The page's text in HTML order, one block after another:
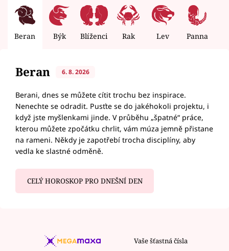
Beran Býk Blíženci Rak Lev Panna
Beran 6. 8. 2026
Berani, dnes se můžete cítit trochu bez inspirace.
Nenechte se odradit. Pusťte se do jakéhokoli projektu, i
když jste myšlenkami jinde. V průběhu „špatné“ práce,
kterou můžete zpočátku chrlit, vám múza jemně přistane
na rameni. Někdy je zapotřebí trocha disciplíny, aby
vedla ke slastné odměně.
CELÝ HOROSKOP PRO DNEŠNÍ DEN
Vaše šťastná čísla